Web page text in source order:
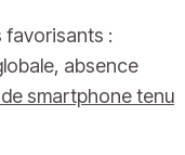
favorisants :
absence
smartphone tenu